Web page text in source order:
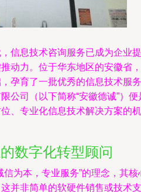
信息技术咨询服务已成为企业提
动力。位于华东地区的安徽省，
孕育了一批优秀的信息技术服务
公司（以下简称“安徽德诚”）便
、专业化信息技术解决方案的机
数字化转型顾问
为本，专业服务”的理念，其核
并非简单的软硬件销售或技术支